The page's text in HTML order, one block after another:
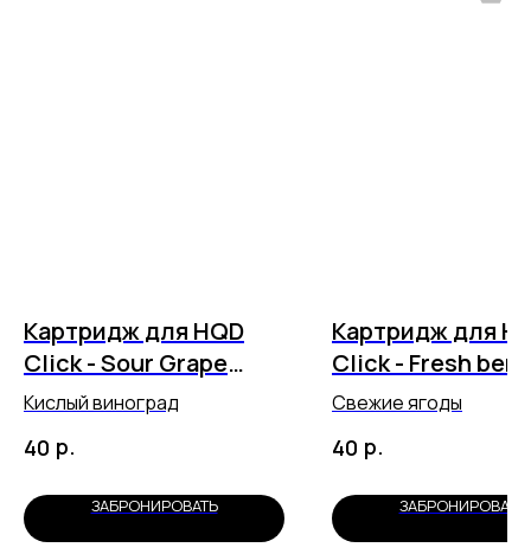
Картридж для HQD
Click - Sour Grape
(5500 затяжек)
Кислый виноград
40 р.
ЗАБРОНИРОВАТЬ
Картридж для
Click - Fresh
(5500 затяжек)
Свежие ягоды
40 р.
ЗАБРОНИРОВАТЬ